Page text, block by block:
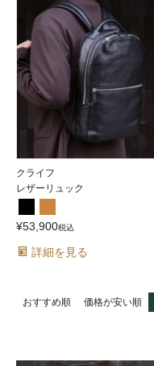
クライフ
レザーリュック
¥53,900税込
詳細を見る
おすすめ順 価格が安い順